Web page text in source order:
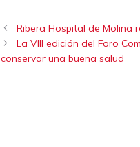
Ribera Hospital de Molina
La VIII edición del Foro
conservar una buena salud